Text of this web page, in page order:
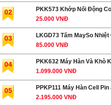
02
PKK573 Khớp Nối Động
25.000 VNĐ
03
LKGD73 Tấm MaySo Nhiệt
85.000 VNĐ
04
PKK632 Máy Hàn Và Khò
1.099.000 VNĐ
05
PPKP111 Máy Hàn Cell Pin
2.195.000 VNĐ